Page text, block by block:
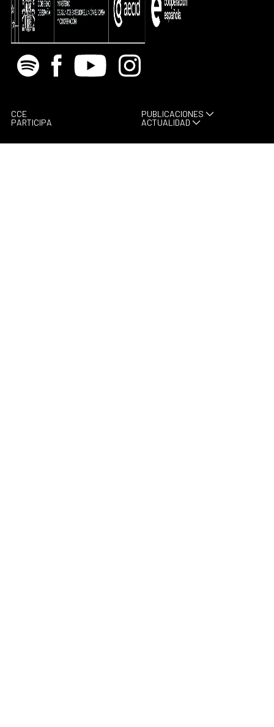
Spotify Facebook
Youtube Instagram
CCE
PARTICIPA
PUBLICACIONES
ACTUALIDAD